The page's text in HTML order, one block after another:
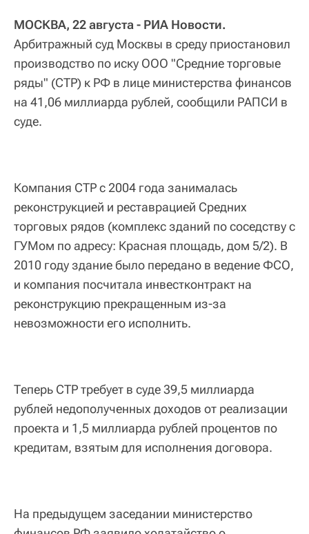
МОСКВА, 22 августа - РИА Новости.
Арбитражный суд Москвы в среду приостановил
производство по иску ООО "Средние торговые
ряды" (СТР) к РФ в лице министерства финансов
на 41,06 миллиарда рублей, сообщили РАПСИ в
суде.
Компания СТР с 2004 года занималась
реконструкцией и реставрацией Средних
торговых рядов (комплекс зданий по соседству с
ГУМом по адресу: Красная площадь, дом 5/2). В
2010 году здание было передано в ведение ФСО,
и компания посчитала инвестконтракт на
реконструкцию прекращенным из-за
невозможности его исполнить.
Теперь СТР требует в суде 39,5 миллиарда
рублей недополученных доходов от реализации
проекта и 1,5 миллиарда рублей процентов по
кредитам, взятым для исполнения договора.
На предыдущем заседании министерство